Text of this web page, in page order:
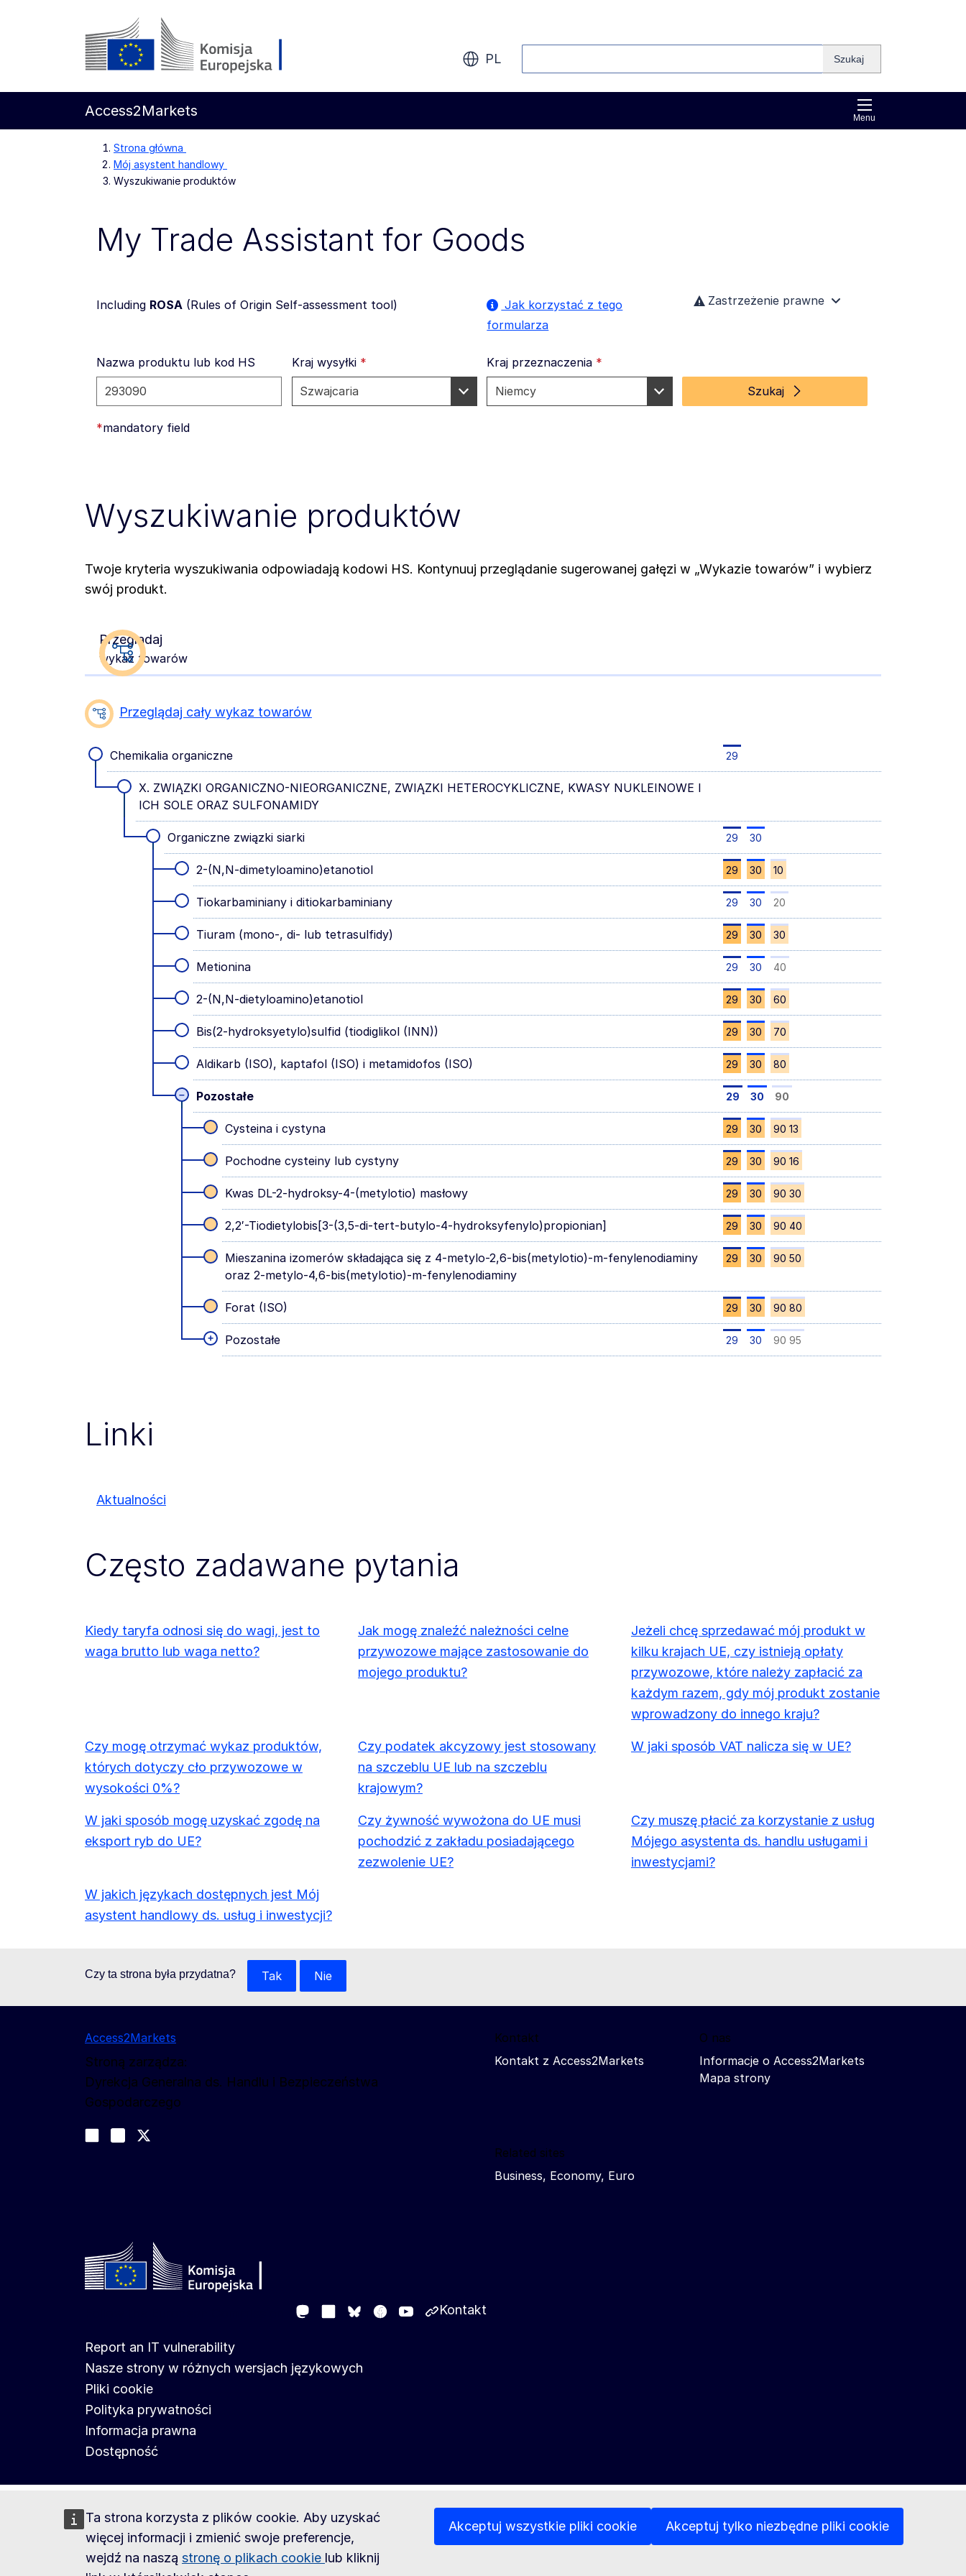
Ta strona korzysta z plików cookie. Aby uzyskać
więcej informacji i zmienić swoje preferencje,
wejdź na naszą stronę o plikach cookie lub kliknij
Akceptuj wszystkie pliki cookie Akceptuj tylko niezbędne pliki cookie
Przejdź do głównej treści
PL Szukaj
Menu
Access2Markets
Strona główna
Mój asystent handlowy
Wyszukiwanie produktów
My Trade Assistant for Goods
Including ROSA (Rules of Origin Self-assessment tool)
Jak korzystać z tego
formularza
Zastrzeżenie prawne
Nazwa produktu lub kod HS Kraj wysyłki * Kraj przeznaczenia *
Szukaj
*mandatory field
Wyszukiwanie produktów
Twoje kryteria wyszukiwania odpowiadają kodowi HS. Kontynuuj przeglądanie sugerowanej gałęzi w „Wykazie towarów” i wybierz
swój produkt.
Przeglądaj
wykaz towarów
Przeglądaj cały wykaz towarów
Chemikalia organiczne 29
X. ZWIĄZKI ORGANICZNO-NIEORGANICZNE, ZWIĄZKI HETEROCYKLICZNE, KWASY NUKLEINOWE I
ICH SOLE ORAZ SULFONAMIDY
Organiczne związki siarki 29 30
2-(N,N-dimetyloamino)etanotiol 29 30 10
Tiokarbaminiany i ditiokarbaminiany 29 30 20
Tiuram (mono-, di- lub tetrasulfidy) 29 30 30
Metionina 29 30 40
2-(N,N-dietyloamino)etanotiol 29 30 60
Bis(2-hydroksyetylo)sulfid (tiodiglikol (INN)) 29 30 70
Aldikarb (ISO), kaptafol (ISO) i metamidofos (ISO) 29 30 80
– Pozostałe 29 30 90
Cysteina i cystyna 29 30 90 13
Pochodne cysteiny lub cystyny 29 30 90 16
Kwas DL-2-hydroksy-4-(metylotio) masłowy 29 30 90 30
2,2′-Tiodietylobis[3-(3,5-di-tert-butylo-4-hydroksyfenylo)propionian] 29 30 90 40
Mieszanina izomerów składająca się z 4-metylo-2,6-bis(metylotio)-m-fenylenodiaminy
oraz 2-metylo-4,6-bis(metylotio)-m-fenylenodiaminy
29 30 90 50
Forat (ISO) 29 30 90 80
+ Pozostałe 29 30 90 95
Linki
Aktualności
Często zadawane pytania
Kiedy taryfa odnosi się do wagi, jest to
waga brutto lub waga netto?
Jak mogę znaleźć należności celne
przywozowe mające zastosowanie do
mojego produktu?
Jeżeli chcę sprzedawać mój produkt w
kilku krajach UE, czy istnieją opłaty
przywozowe, które należy zapłacić za
każdym razem, gdy mój produkt zostanie
wprowadzony do innego kraju?
Czy mogę otrzymać wykaz produktów,
których dotyczy cło przywozowe w
wysokości 0%?
Czy podatek akcyzowy jest stosowany
na szczeblu UE lub na szczeblu
krajowym?
W jaki sposób VAT nalicza się w UE?
W jaki sposób mogę uzyskać zgodę na
eksport ryb do UE?
Czy żywność wywożona do UE musi
pochodzić z zakładu posiadającego
zezwolenie UE?
Czy muszę płacić za korzystanie z usług
Mójego asystenta ds. handlu usługami i
inwestycjami?
W jakich językach dostępnych jest Mój
asystent handlowy ds. usług i inwestycji?
Czy ta strona była przydatna? Tak Nie
Access2Markets
Stroną zarządza:
Dyrekcja Generalna ds. Handlu i Bezpieczeństwa
Gospodarczego
Join us on LinkedIn
Trade-Off podcast
Kontakt
Kontakt z Access2Markets
O nas
Informacje o Access2Markets
Mapa strony
Related sites
Business, Economy, Euro
MastodonLinkedIn
Bluesky
FacebookYoutubeOther networks
Kontakt
Report an IT vulnerability
Nasze strony w różnych wersjach językowych
Pliki cookie
Polityka prywatności
Informacja prawna
Dostępność